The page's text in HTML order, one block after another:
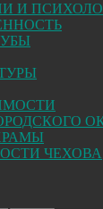
И
ЧЕХОВА